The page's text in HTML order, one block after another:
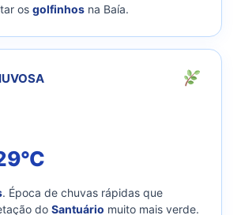
os golfinhos na Baía.
. Época de chuvas rápidas que
do Santuário muito mais verde.